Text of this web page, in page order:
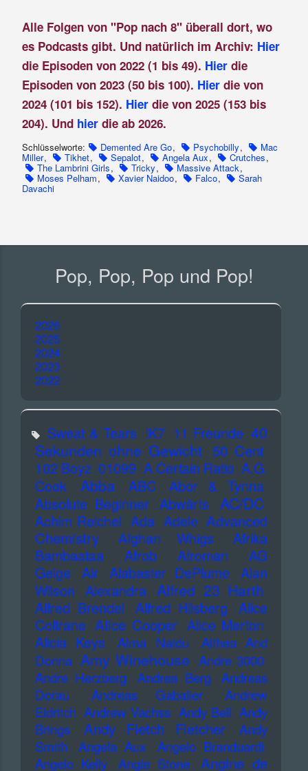
Alle Folgen von "Pop nach 8" überall dort, wo
es Podcasts gibt. Und natürlich im Archiv: Hier
die Episoden von 2022 (1 bis 49). Hierdie
Episoden von 2023 (50 bis 100). Hier die von
2024 (101 bis 152). Hier die von 2025 (153 bis
204). Und hier die ab 2026.
Schlüsselworte: Demented Are Go, Psychobilly, Mac
Miller, Tikhet, Sepalot, Angela Aux, Crutches,
The Lambrini Girls, Tricky, Massive Attack,
Moses Pelham, Xavier Naidoo, Falco, Sarah
Davachi
Pop, Pop, Pop und Pop!
2026
2025
2024
2023
2022
Sweat & Tears !K7 11 Freunde 40
Sekunden ohne Gewicht 50 Cent
102 Boyz 01099 A Certain Ratio A.G.
Cook
Abba ABC
Abor & Tynna
Absolute Beginner Abwärts AC/DC
Achim Reichel Ada Adele Advanced
Chemistry
Afghan Whigs
Afrika
Bambaataa
Afrob Afroman
AG
Geige
Air Alabaster DePlume
Alan
Wilson Alexandra Alfred 23 Harth
Alfred Brendel Alfred Hilsberg
Alice
Coltrane Alice Cooper Alice Merton
Alicia Keys
Alma Naidu
Althea And
Donna Amy Winehouse Andre 3000
Andre Herzberg
Andrea Berg
Andreas
Dorau
Andreas Gabalier
Andrew
Eldritch Andrew Vachss Andy Bell Andy
Brings
Andy Fletch Fletcher
Andy
Smith
Angela Aux
Angelo Branduardi
Angelo Kelly
Angie Stone
Angine de